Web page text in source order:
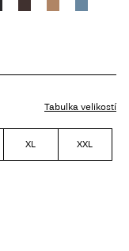
Tabulka velikostí
XL XXL